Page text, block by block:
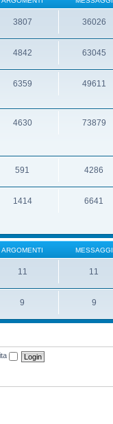
3807 36026
4842 63045
6359 49611
4630 73879
591 4286
1414 6641
ARGOMENTI MESSAGGI
11 11
9 9